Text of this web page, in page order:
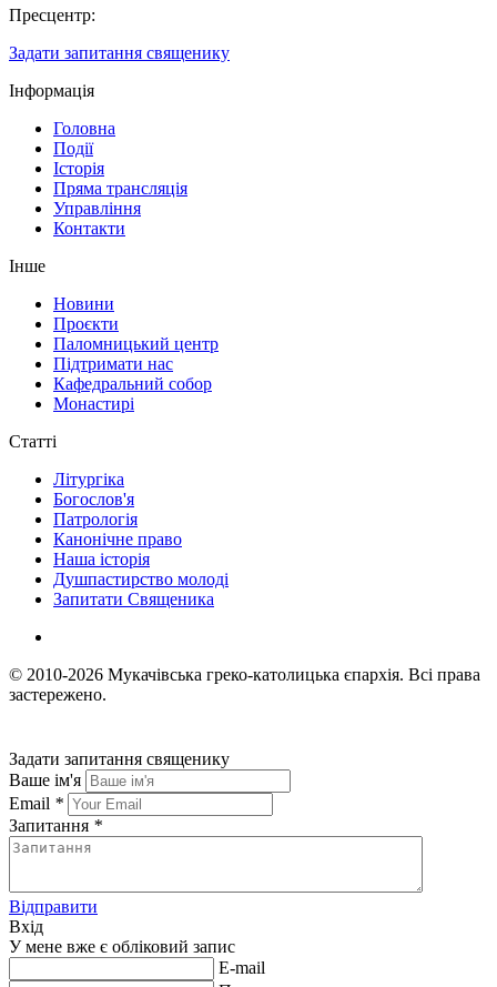
Пресцентр:
Задати запитання священику
Інформація
Головна
Події
Історія
Пряма трансляція
Управління
Контакти
Інше
Новини
Проєкти
Паломницький центр
Підтримати нас
Кафедральний собор
Монастирі
Статті
Літургіка
Богослов'я
Патрологія
Канонічне право
Наша історія
Душпастирство молоді
Запитати Священика
© 2010-2026 Мукачівська греко-католицька єпархія. Всі права
застережено.
Задати запитання священику
Ваше ім'я
Email *
Запитання *
Відправити
Вхід
У мене вже є обліковий запис
E-mail